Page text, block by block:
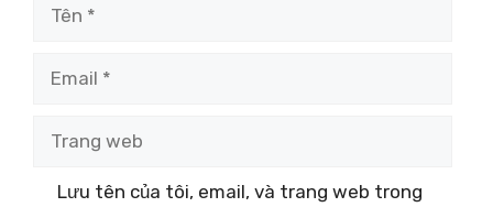
Lưu tên của tôi, email, và trang web trong